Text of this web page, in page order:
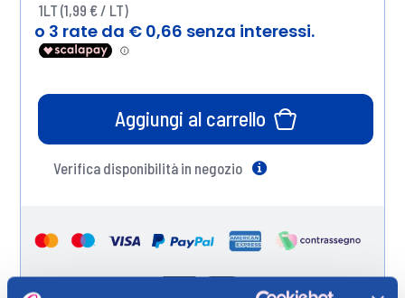
1LT (1,99 € / LT)
Aggiungi al carrello
Verifica disponibilità in negozio